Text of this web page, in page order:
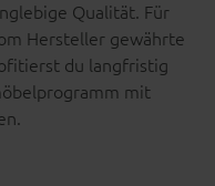
Qualität. Für
Hersteller gewährte
du langfristig
mit